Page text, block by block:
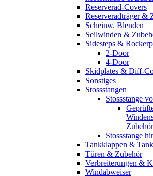
Reserverad-Covers
Reserveradträger &
Scheinw. Blenden
Seilwinden &
Sidesteps &
2-Door
4-Door
Skidplates & Diff-
Sonstiges
Stossstangen
Stossstange
Zubehör
Stossstange
Tankklappen &
Türen & Zubehör
Verbreiterungen &
Windabweiser